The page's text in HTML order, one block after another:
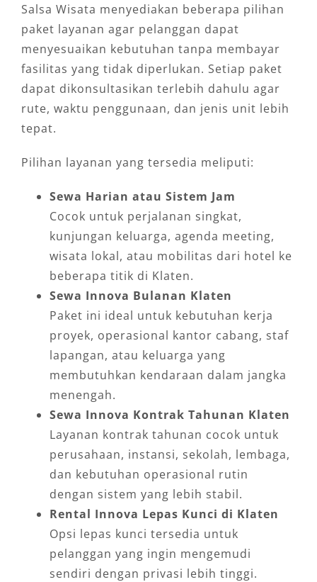
Salsa Wisata menyediakan beberapa pilihan
paket layanan agar pelanggan dapat
menyesuaikan kebutuhan tanpa membayar
fasilitas yang tidak diperlukan. Setiap paket
dapat dikonsultasikan terlebih dahulu agar
rute, waktu penggunaan, dan jenis unit lebih
tepat.
Pilihan layanan yang tersedia meliputi:
Sewa Harian atau Sistem Jam
Cocok untuk perjalanan singkat,
kunjungan keluarga, agenda meeting,
wisata lokal, atau mobilitas dari hotel ke
beberapa titik di Klaten.
Sewa Innova Bulanan Klaten
Paket ini ideal untuk kebutuhan kerja
proyek, operasional kantor cabang, staf
lapangan, atau keluarga yang
membutuhkan kendaraan dalam jangka
menengah.
Sewa Innova Kontrak Tahunan Klaten
Layanan kontrak tahunan cocok untuk
perusahaan, instansi, sekolah, lembaga,
dan kebutuhan operasional rutin
dengan sistem yang lebih stabil.
Rental Innova Lepas Kunci di Klaten
Opsi lepas kunci tersedia untuk
pelanggan yang ingin mengemudi
sendiri dengan privasi lebih tinggi.